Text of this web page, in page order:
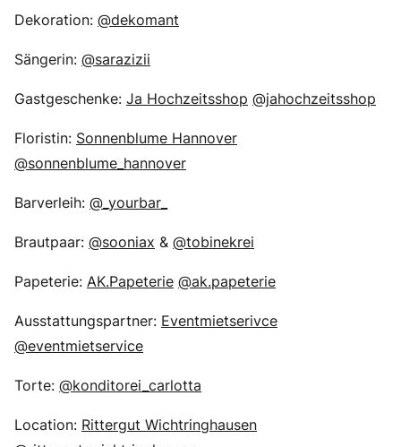
Dekoration: @dekomant
Sängerin: @sarazizii
Gastgeschenke: Ja Hochzeitsshop @jahochzeitsshop
Floristin: Sonnenblume Hannover
@sonnenblume_hannover
Barverleih: @_yourbar_
Brautpaar: @sooniax & @tobinekrei
Papeterie: AK.Papeterie @ak.papeterie
Ausstattungspartner: Eventmietserivce
@eventmietservice
Torte: @konditorei_carlotta
Location: Rittergut Wichtringhausen